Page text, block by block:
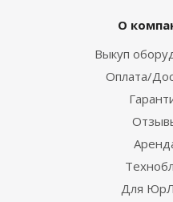
О
Выкуп
Оплата/
Для